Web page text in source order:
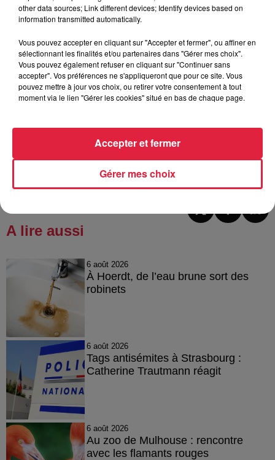
-------------------------
A lire aussi
L'exceptionnelle carte des vins du Cheval Blanc de
Feldbach
Le programme de Strasbourg, capitale mondiale du livre
Publié : 16 janvier 2024 à 22h21 - Modifié : 30 octobre 2025
à 16h47 Sébastien RUFFET
A lire aussi
6 août 2026
À Hoerdt, de l’eau brune sort des
robinets
6 août 2026
Tags antisémites à Strasbourg :
Catherine Trautmann réagit
6 août 2026
Au zoo de Mulhouse : rencontre
avec les flamants rouges
other data sources; Link different devices; Identify devices based on
information transmitted automatically.
Vous pouvez accepter en cliquant sur "Accepter et fermer", ou affiner en
sélectionnant les finalités et/ou partenaires dans "Gérer mes choix".
Vous pouvez également refuser en cliquant sur "Continuer sans
accepter". Vos préférences ne s'appliqueront que pour ce site. Vous
pouvez mettre à jour vos choix, ou retirer votre consentement à tout
moment via le lien "Gérer les cookies" situé en bas de chaque page.
Gérer mes choix
Accepter et fermer